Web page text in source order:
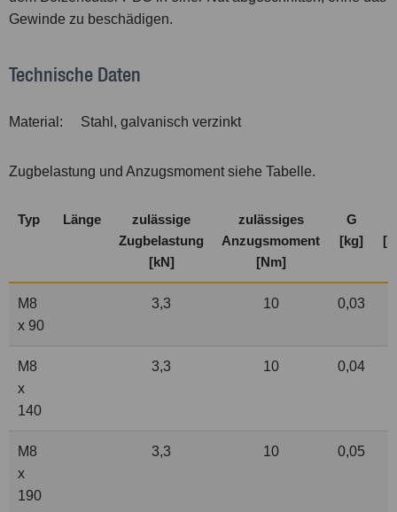
Gewinde zu beschädigen.
Technische Daten
Material: Stahl, galvanisch verzinkt
Zugbelastung und Anzugsmoment siehe Tabelle.
Typ Länge
zulässige
Zugbelastung
[kN]
zulässiges
Anzugsmoment
[Nm]
G
[kg]
M8
x 90
3,3 10 0,03
M8
x
140
3,3 10 0,04
M8
x
190
3,3 10 0,05